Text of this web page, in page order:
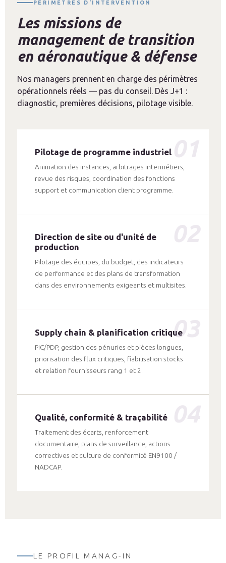
PÉRIMÈTRES D'INTERVENTION
Les missions de
management de transition
en aéronautique & défense
Nos managers prennent en charge des périmètres
opérationnels réels — pas du conseil. Dès J+1 :
diagnostic, premières décisions, pilotage visible.
Pilotage de programme industriel
Animation des instances, arbitrages intermétiers,
revue des risques, coordination des fonctions
support et communication client programme.
Direction de site ou d'unité de
production
Pilotage des équipes, du budget, des indicateurs
de performance et des plans de transformation
dans des environnements exigeants et multisites.
03
Supply chain & planification critique
PIC/PDP, gestion des pénuries et pièces longues,
priorisation des flux critiques, fiabilisation stocks
et relation fournisseurs rang 1 et 2.
Qualité, conformité & traçabilité
Traitement des écarts, renforcement
documentaire, plans de surveillance, actions
correctives et culture de conformité EN9100 /
NADCAP.
LE PROFIL MANAG-IN